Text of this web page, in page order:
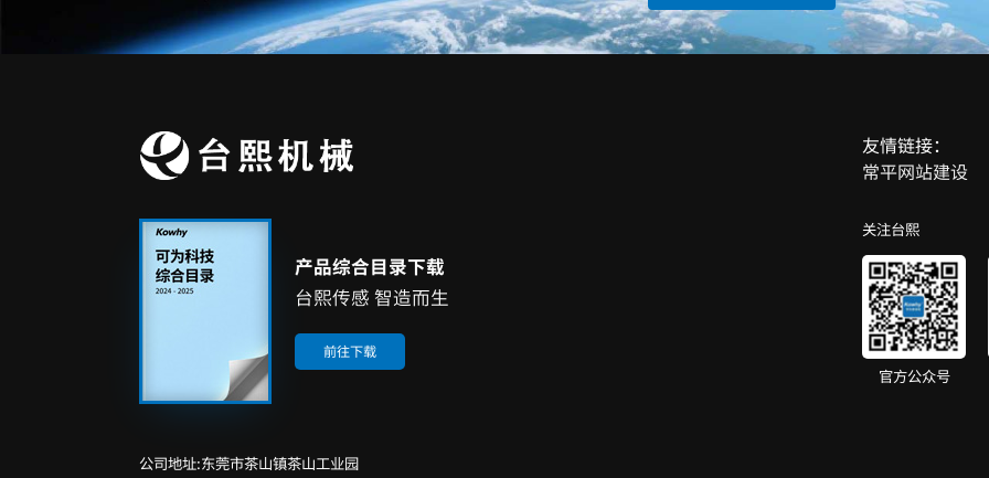
产品综合目录下载
台熙传感 智造而生
前往下载
公司地址:东莞市茶山镇茶山工业园
友情链接：
常平网站建设
关注台熙
官方公众号